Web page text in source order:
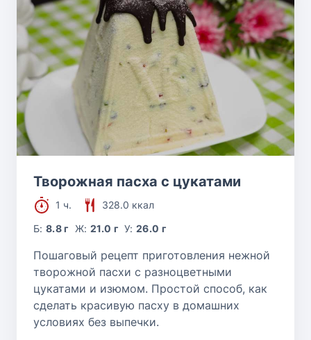
Творожная пасха с цукатами
1 ч.
328.0 ккал
Б:8.8 г Ж: 21.0 г У:26.0 г
Пошаговый рецепт приготовления нежной
творожной пасхи с разноцветными
цукатами и изюмом. Простой способ, как
сделать красивую пасху в домашних
условиях без выпечки.